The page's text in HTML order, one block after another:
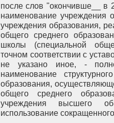
после слов "окончивше__ в
наименование учреждения
учреждения образования,
общего среднего
школы (специальной
точном соответствии с
не указано иное, -
наименование
образования,
общего среднего
учреждения высшего
использование